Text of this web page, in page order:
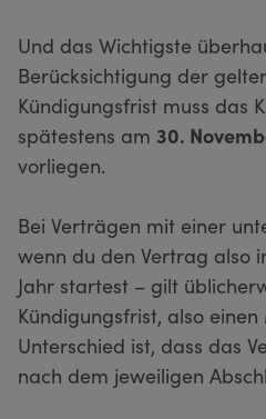
Und das Wichtigste
Berücksichtigung der
Kündigungsfrist muss das
spätestens am 30.
vorliegen.
Bei Verträgen mit einer
wenn du den Vertrag also
Jahr startest – gilt
Kündigungsfrist, also
Unterschied ist, dass das
nach dem jeweiligen